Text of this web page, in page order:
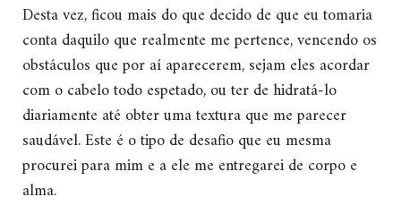
Desta vez, ficou mais do que decido de que eu tomaria
conta daquilo que realmente me pertence, vencendo os
obstáculos que por aí aparecerem, sejam eles acordar
com o cabelo todo espetado, ou ter de hidratá-lo
diariamente até obter uma textura que me parecer
saudável. Este é o tipo de desafio que eu mesma
procurei para mim e a ele me entregarei de corpo e
alma.